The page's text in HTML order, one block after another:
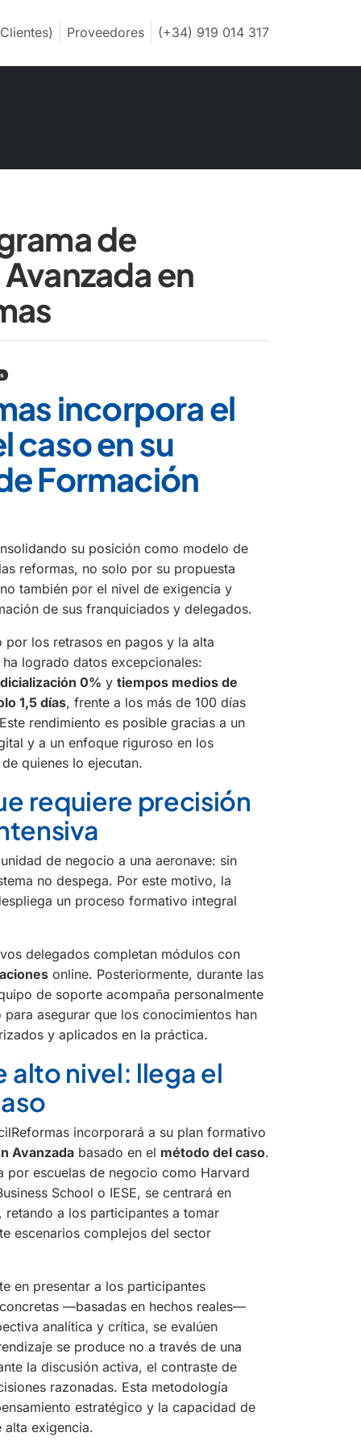
Proveedores (+34) 919 014 317
de
en
incorpora el
caso en su
Formación
su posición como modelo de
reformas, no solo por su propuesta
también por el nivel de exigencia y
de sus franquiciados y delegados.
por los retrasos en pagos y la alta
logrado datos excepcionales:
0% y tiempos medios de
1,5 días, frente a los más de 100 días
rendimiento es posible gracias a un
y a un enfoque riguroso en los
quienes lo ejecutan.
requiere precisión
de negocio a una aeronave: sin
no despega. Por este motivo, la
un proceso formativo integral
delegados completan módulos con
online. Posteriormente, durante las
de soporte acompaña personalmente
asegurar que los conocimientos han
y aplicados en la práctica.
alto nivel: llega el
incorporará a su plan formativo
Avanzada basado en el método del caso.
por escuelas de negocio como Harvard
School o IESE, se centrará en
retando a los participantes a tomar
escenarios complejos del sector
en presentar a los participantes
—basadas en hechos reales—
analítica y crítica, se evalúen
se produce no a través de una
la discusión activa, el contraste de
razonadas. Esta metodología
estratégico y la capacidad de
alta exigencia.